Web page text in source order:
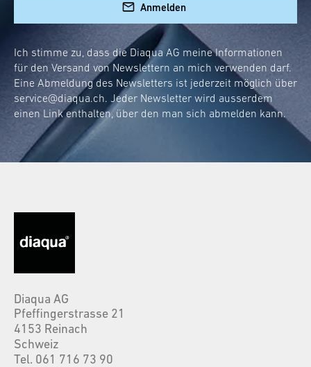
Anmelden
Ich stimme zu, dass die Diaqua AG meine Informationen
für den Versand von Newslettern an mich verwenden darf.
Eine Abmeldung des Newsletters ist jederzeit möglich über
service@diaqua.ch. Jeder Newsletter wird ausserdem
einen Link enthalten, über den man sich abmelden kann.
Diaqua AG
Pfeffingerstrasse 21
4153 Reinach
Schweiz
Tel. 061 716 73 90